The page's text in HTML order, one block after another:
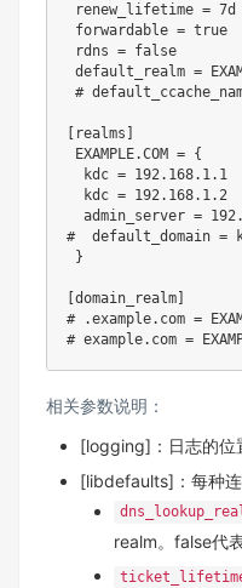
renew_lifetime = 7d
forwardable = true
rdns = false
default_realm =
#
[realms]
EXAMPLE.COM = {
  kdc = 192.168.1.1
  kdc = 192.168.1.2
admin_server =
#  default_domain =
}
[domain_realm]
# .example.com =
相关参数说明：
[logging]：日志的位
[libdefaults]：每种
realm。false代表